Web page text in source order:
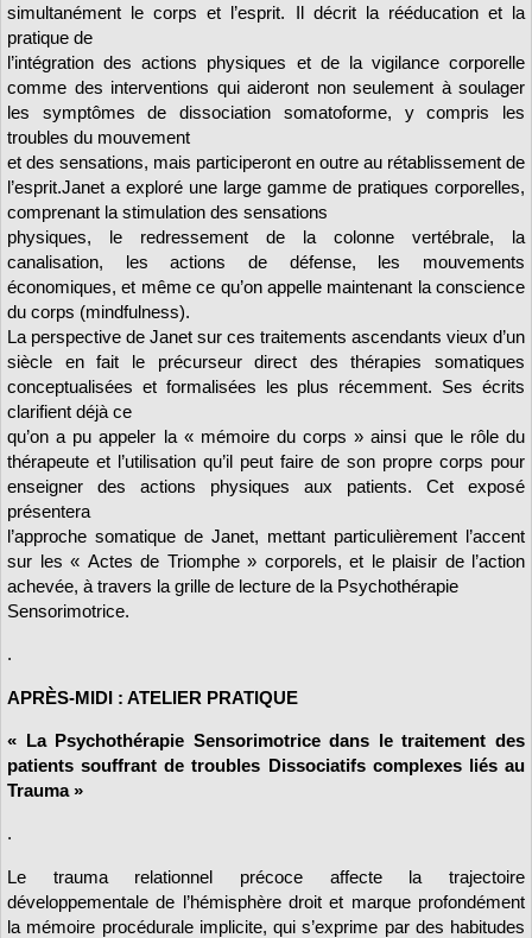
simultanément le corps et l’esprit. Il décrit la rééducation et la
pratique de
l’intégration des actions physiques et de la vigilance corporelle
comme des interventions qui aideront non seulement à soulager
les symptômes de dissociation somatoforme, y compris les
troubles du mouvement
et des sensations, mais participeront en outre au rétablissement de
l’esprit.Janet a exploré une large gamme de pratiques corporelles,
comprenant la stimulation des sensations
physiques, le redressement de la colonne vertébrale, la
canalisation, les actions de défense, les mouvements
économiques, et même ce qu’on appelle maintenant la conscience
du corps (mindfulness).
La perspective de Janet sur ces traitements ascendants vieux d’un
siècle en fait le précurseur direct des thérapies somatiques
conceptualisées et formalisées les plus récemment. Ses écrits
clarifient déjà ce
qu’on a pu appeler la « mémoire du corps » ainsi que le rôle du
thérapeute et l’utilisation qu’il peut faire de son propre corps pour
enseigner des actions physiques aux patients. Cet exposé
présentera
l’approche somatique de Janet, mettant particulièrement l’accent
sur les « Actes de Triomphe » corporels, et le plaisir de l’action
achevée, à travers la grille de lecture de la Psychothérapie
Sensorimotrice.
.
APRÈS-MIDI : ATELIER PRATIQUE
« La Psychothérapie Sensorimotrice dans le traitement des
patients souffrant de troubles Dissociatifs complexes liés au
Trauma »
.
Le trauma relationnel précoce affecte la trajectoire
développementale de l’hémisphère droit et marque profondément
la mémoire procédurale implicite, qui s’exprime par des habitudes